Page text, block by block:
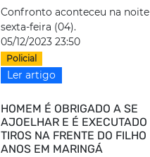
Confronto aconteceu na
sexta-feira (04).
05/12/2023 23:50
Policial
Ler artigo
HOMEM É OBRIGADO A SE
AJOELHAR E É EXECUTADO
TIROS NA FRENTE DO FILHO
ANOS EM MARINGÁ